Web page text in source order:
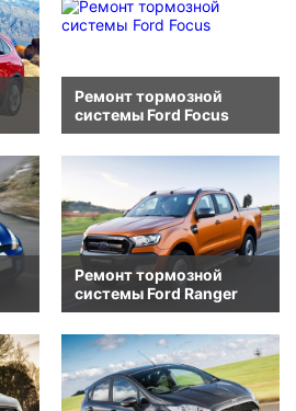
Ремонт тормозной
системы Ford Focus
Ремонт тормозной
системы Ford Ranger